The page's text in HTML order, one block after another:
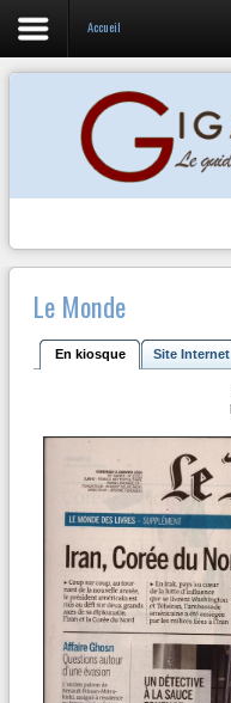
Accueil
Le Monde
En kiosque Site Internet